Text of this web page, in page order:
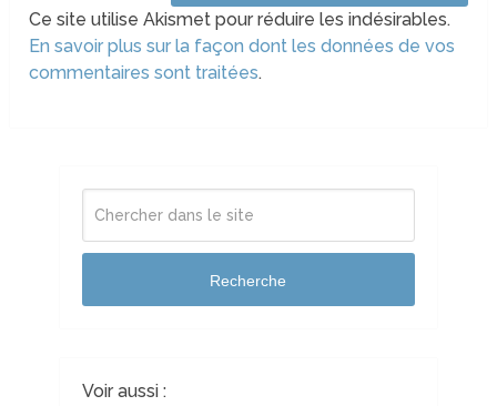
Ce site utilise Akismet pour réduire les indésirables.
En savoir plus sur la façon dont les données de vos
commentaires sont traitées.
Recherche
Voir aussi :